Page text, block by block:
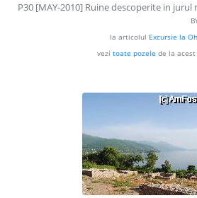
P30 [MAY-2010] Ruine descoperite in
la articolul Excursie la
vezi toate pozele de la